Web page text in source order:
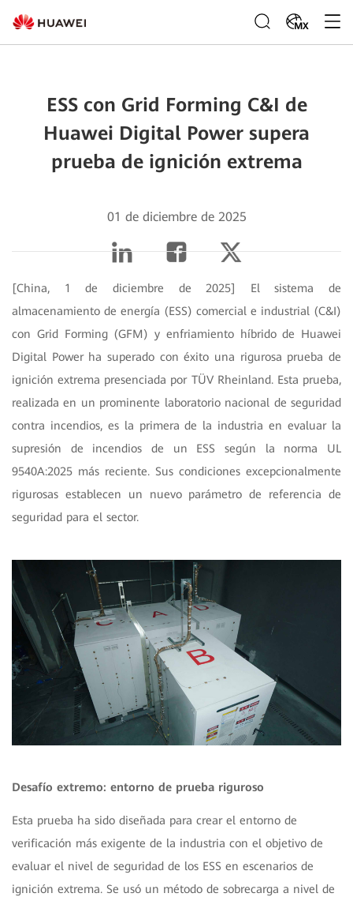
MX
ESS con Grid Forming C&I de
Huawei Digital Power supera
prueba de ignición extrema
01 de diciembre de 2025
[China, 1 de diciembre de 2025] El sistema de
almacenamiento de energía (ESS) comercial e industrial (C&I)
con Grid Forming (GFM) y enfriamiento híbrido de Huawei
Digital Power ha superado con éxito una rigurosa prueba de
ignición extrema presenciada por TÜV Rheinland. Esta prueba,
realizada en un prominente laboratorio nacional de seguridad
contra incendios, es la primera de la industria en evaluar la
supresión de incendios de un ESS según la norma UL
9540A:2025 más reciente. Sus condiciones excepcionalmente
rigurosas establecen un nuevo parámetro de referencia de
seguridad para el sector.
Desafío extremo: entorno de prueba riguroso
Esta prueba ha sido diseñada para crear el entorno de
verificación más exigente de la industria con el objetivo de
evaluar el nivel de seguridad de los ESS en escenarios de
ignición extrema. Se usó un método de sobrecarga a nivel de